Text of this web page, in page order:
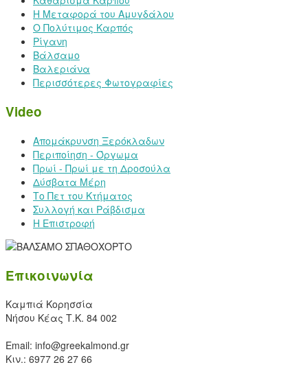
Η Μεταφορά του Αμυγδάλου
Ο Πολύτιμος Καρπός
Ρίγανη
Βάλσαμο
Βαλεριάνα
Περισσότερες Φωτογραφίες
Video
Απομάκρυνση Ξερόκλαδων
Περιποίηση - Όργωμα
Πρωί - Πρωί με τη Δροσούλα
Δύσβατα Μέρη
Το Πετ του Κτήματος
Συλλογή και Ράβδισμα
Η Επιστροφή
Επικοινωνία
Καμπιά Κορησσία
Νήσου Κέας Τ.Κ. 84 002
Email: info@greekalmond.gr
Κιν.: 6977 26 27 66